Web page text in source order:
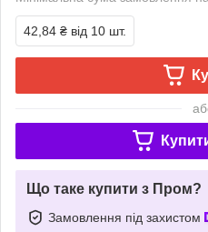
42,84 ₴ від 10 шт.
Що таке купити з Пром?
Замовлення під захистом